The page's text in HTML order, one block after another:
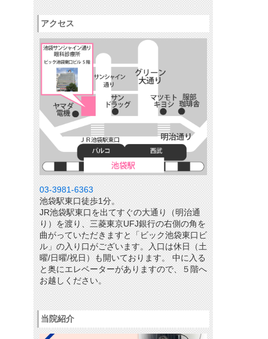
アクセス
03-3981-6363
池袋駅東口徒歩1分。
JR池袋駅東口を出てすぐの大通り（明治通
り）を渡り、三菱東京UFJ銀行の右側の角を
曲がっていただきますと「ビック池袋東口ビ
ル」の入り口がございます。入口は休日（土
曜/日曜/祝日）も開いております。 中に入る
と奥にエレベーターがありますので、５階へ
お越しください。
当院紹介